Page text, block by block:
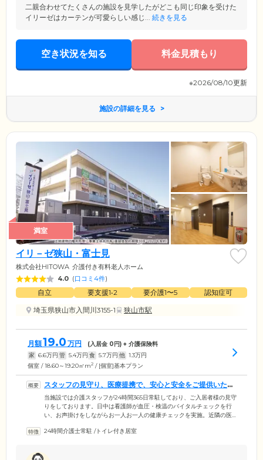
二親合わせてたくさんの施設を見学したがどこも同じ印象を受けた
イリーゼはカーテンが可愛らしい感じ... 続きを見る
空き状況を知る 料金見積もり
※2026/08/10更新
施設の詳細を見る
満室
イリ－ゼ狭山・富士見
株式会社HITOWA 介護付き有料老人ホーム
4.0 (口コミ4件)
自立 要支援1•2 要介護1〜5
認知症可
埼玉県狭山市入間川3155-1
狭山市駅
月額19.0 万円 (入居金 0 円) + 介護保険料
家 6.6万円 管 5.4万円 食 5.7万円 他 1.3万円
個室 / 18.60～19.20㎡m2 / [個室]基本プラン
スタッフの見守り、医療提携で、安心と安全をご提供いたし
ます
当施設では介護スタッフが24時間365日常駐しており、ご入居者様の見守
りをしております。日中は看護師が血圧・検温のバイタルチェックを行
い、お声掛けをしながらお一人お一人の健康チェックを実施。近隣の医
の医療ケアが必要な方も受け入れられる医療連携体制を整えておりま
24時間介護士常駐 /トイレ付き居室